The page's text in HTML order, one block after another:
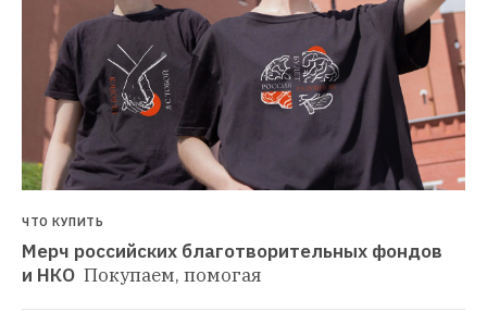
ЧТО КУПИТЬ
Мерч российских благотворительных фондов
и НКО Покупаем, помогая